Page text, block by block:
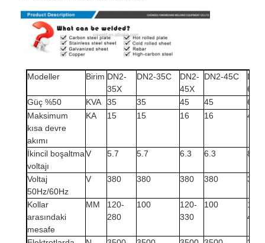
Modeller Birim DN2-
35X
DN2-35C
DN2-
45X
DN2-45C
65X
Güç %50
KVA 35 35 45 45
65
Maksimum
kısa devre
akımı
KA 15 15 16 16 46
İkincil boşaltma
voltajı
V 5.7 5.7 6.3 6.3 8
Voltaj
50Hz/60Hz
V 380 380 380 380 380
Kollar
arasındaki
mesafe
MM
120-
280
100
120-
330
100
160-
430